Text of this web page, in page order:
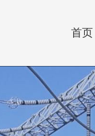
首页